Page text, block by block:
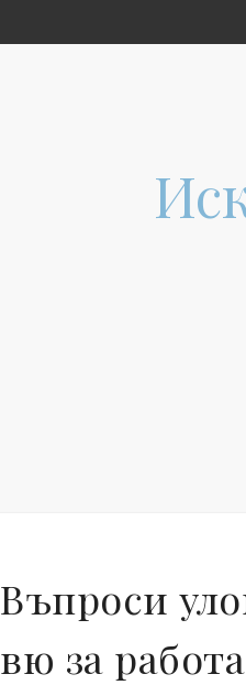
Въпроси
вю за работа